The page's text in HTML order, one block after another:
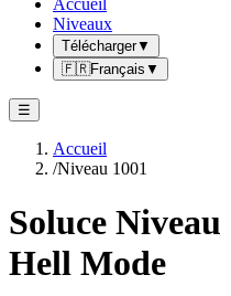
Accueil
Niveaux
Télécharger▼
🇫🇷Français ▼
☰
Accueil
/Niveau 1001
Soluce Niveau
Hell Mode